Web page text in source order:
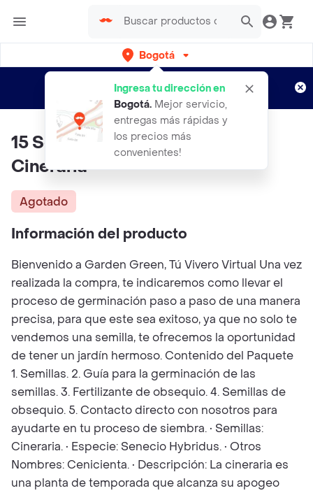
Bogotá
Ingresa tu dirección en
Bogotá. Mejor servicio,
entregas más rápidas y
los precios más
convenientes!
envíos gratis por semanas
Aplican TyC
15 Semillas Orgánicas De Flor
Cineraria
Agotado
Información del producto
Bienvenido a Garden Green, Tú Vivero Virtual Una vez
realizada la compra, te indicaremos como llevar el
proceso de germinación paso a paso de una manera
precisa, para que este sea exitoso, ya que no solo te
vendemos una semilla, te ofrecemos la oportunidad
de tener un jardín hermoso. Contenido del Paquete
1. Semillas. 2. Guía para la germinación de las
semillas. 3. Fertilizante de obsequio. 4. Semillas de
obsequio. 5. Contacto directo con nosotros para
ayudarte en tu proceso de siembra. • Semillas:
Cineraria. • Especie: Senecio Hybridus. • Otros
Nombres: Cenicienta. • Descripción: La cineraria es
una planta de temporada que alcanza su apogeo